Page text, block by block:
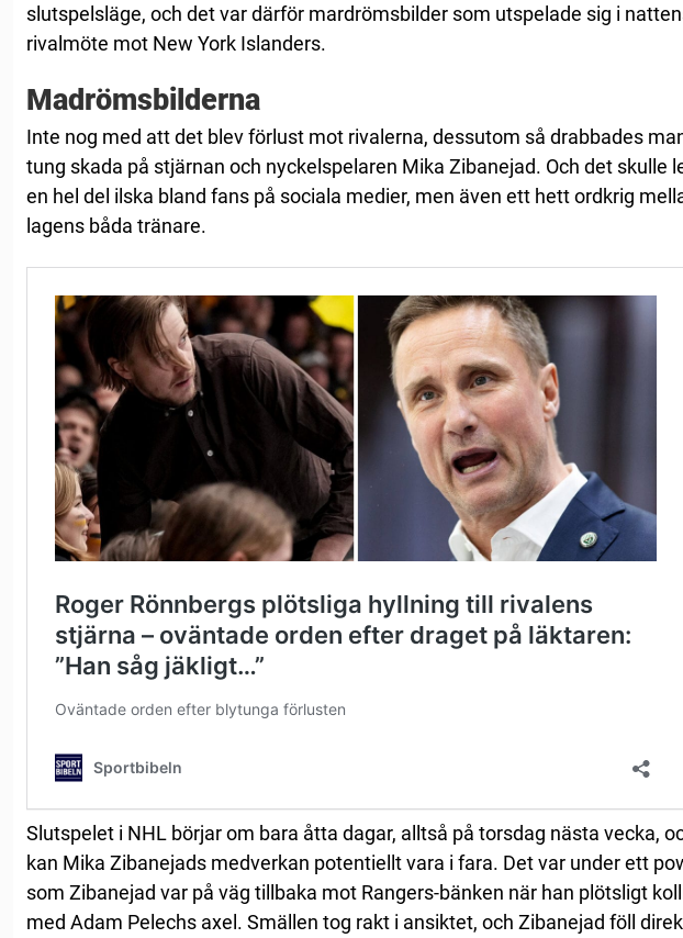
slutspelsläge, och det var därför mardrömsbilder som utspelade sig i
rivalmöte mot New York Islanders.
Madrömsbilderna
Inte nog med att det blev förlust mot rivalerna, dessutom så drabbades
tung skada på stjärnan och nyckelspelaren Mika Zibanejad. Och det skulle
en hel del ilska bland fans på sociala medier, men även ett hett ordkrig
lagens båda tränare.
Slutspelet i NHL börjar om bara åtta dagar, alltså på torsdag nästa vecka,
kan Mika Zibanejads medverkan potentiellt vara i fara. Det var under ett
som Zibanejad var på väg tillbaka mot Rangers-bänken när han plötsligt
med Adam Pelechs axel. Smällen tog rakt i ansiktet, och Zibanejad föll